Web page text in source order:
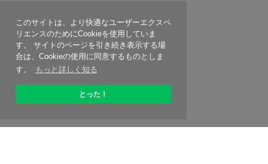
このサイトは、より快適なユーザーエクスペ
リエンスのためにCookieを使用していま
す。 サイトのページを引き続き表示する場
合は、Cookieの使用に同意するものとしま
す。
もっと詳しく知る
とった！